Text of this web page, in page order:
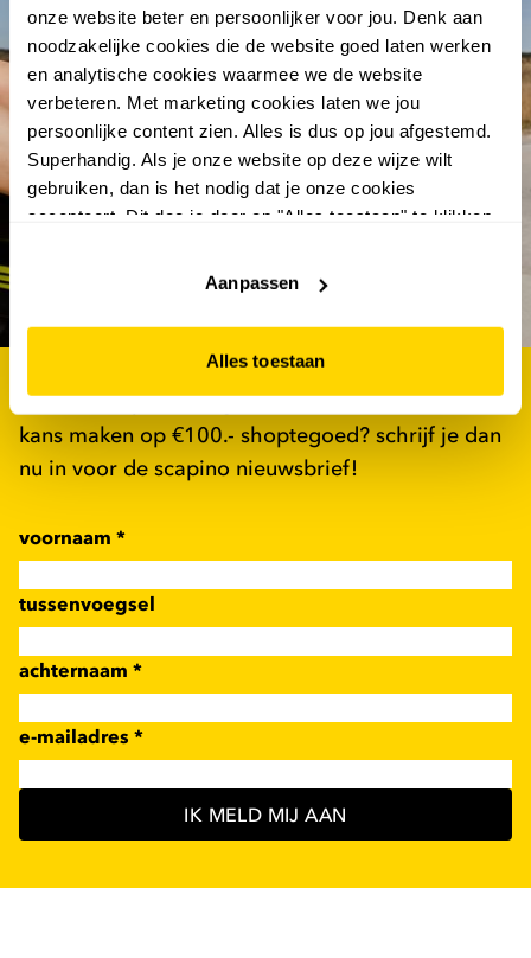
onze website beter en persoonlijker voor jou. Denk aan
noodzakelijke cookies die de website goed laten werken
en analytische cookies waarmee we de website
verbeteren. Met marketing cookies laten we jou
persoonlijke content zien. Alles is dus op jou afgestemd.
Superhandig. Als je onze website op deze wijze wilt
gebruiken, dan is het nodig dat je onze cookies
accepteert. Dit doe je door op "Alles toestaan" te klikken.
website niet optimaal functioneert.
Aanpassen
Alles toestaan
shoptegoed
als eerste op de hoogte van de nieuwste acties én
kans maken op €100.- shoptegoed? schrijf je dan
nu in voor de scapino nieuwsbrief!
voornaam *
tussenvoegsel
achternaam *
e-mailadres *
IK MELD MIJ AAN